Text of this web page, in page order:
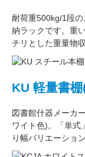
耐荷重500kg/1段の
納ラックです。重
チリとした重量物
KU 軽量書
図書館什器メーカ
ワイト色)。
「単式」
り幅バリエーション